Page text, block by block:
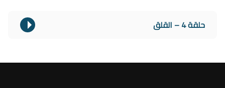
حلقة 4 – القلق